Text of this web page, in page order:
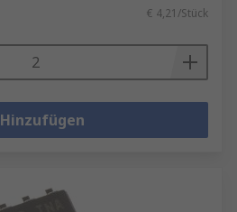
€ 4,21/Stück
Hinzufügen